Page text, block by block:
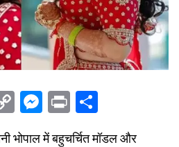
CopyMessenger
Print
भोपाल में बहुचर्चित मॉडल और